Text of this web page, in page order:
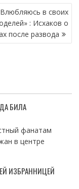
в своих
: Исхаков о
после развода
БИЛА
фанатам
в центре
ИЗБРАННИЦЕЙ